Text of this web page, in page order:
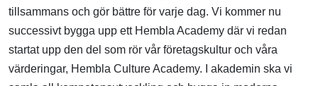
tillsammans och gör bättre för varje dag. Vi kommer nu
successivt bygga upp ett Hembla Academy där vi redan
startat upp den del som rör vår företagskultur och våra
värderingar, Hembla Culture Academy. I akademin ska vi